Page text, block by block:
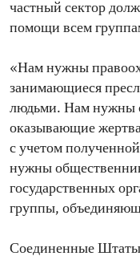
частный сектор
помощи всем
«Нам нужны
занимающиеся
людьми. Нам нужны
оказывающие
с учетом
нужны
государственных
группы,
Соединенные Штаты,